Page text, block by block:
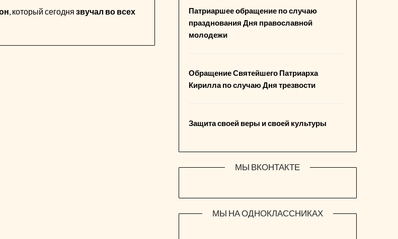
, который сегоднязвучал во всех
Патриаршее обращение по случаю
празднования Дня православной
молодежи
Обращение Святейшего Патриарха
Кирилла по случаю Дня трезвости
Защита своей веры и своей культуры
МЫ ВКОНТАКТЕ
МЫ НА ОДНОКЛАССНИКАХ